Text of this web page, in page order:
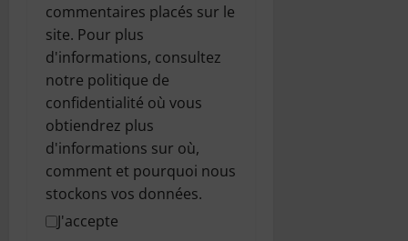
commentaires placés sur le
site. Pour plus
d'informations, consultez
notre politique de
confidentialité où vous
obtiendrez plus
d'informations sur où,
comment et pourquoi nous
stockons vos données.
J'accepte